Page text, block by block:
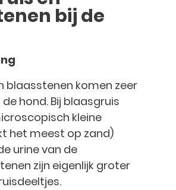
bij de
blaasstenen komen zeer
hond. Bij blaasgruis
kleine
het meest op zand)
urine van de
zijn eigenlijk groter